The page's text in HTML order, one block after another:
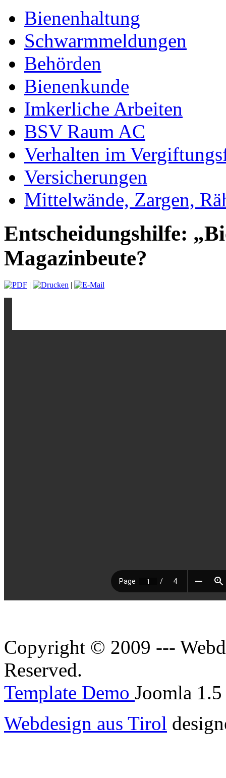
Bienenhaltung
Schwarmmeldungen
Behörden
Bienenkunde
Imkerliche Arbeiten
BSV Raum AC
Verhalten im
Versicherungen
Mittelwände, Zargen,
Entscheidungshilfe:
Magazinbeute?
| |
Copyright © 2009 ---
Reserved.
Template Demo Joomla
Webdesign aus Tirol